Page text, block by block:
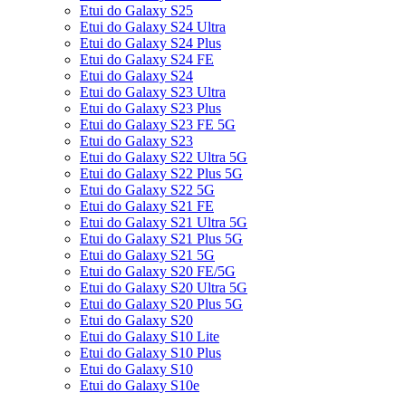
Etui do Galaxy S25
Etui do Galaxy S24 Ultra
Etui do Galaxy S24 Plus
Etui do Galaxy S24 FE
Etui do Galaxy S24
Etui do Galaxy S23 Ultra
Etui do Galaxy S23 Plus
Etui do Galaxy S23 FE 5G
Etui do Galaxy S23
Etui do Galaxy S22 Ultra 5G
Etui do Galaxy S22 Plus 5G
Etui do Galaxy S22 5G
Etui do Galaxy S21 FE
Etui do Galaxy S21 Ultra 5G
Etui do Galaxy S21 Plus 5G
Etui do Galaxy S21 5G
Etui do Galaxy S20 FE/5G
Etui do Galaxy S20 Ultra 5G
Etui do Galaxy S20 Plus 5G
Etui do Galaxy S20
Etui do Galaxy S10 Lite
Etui do Galaxy S10 Plus
Etui do Galaxy S10
Etui do Galaxy S10e